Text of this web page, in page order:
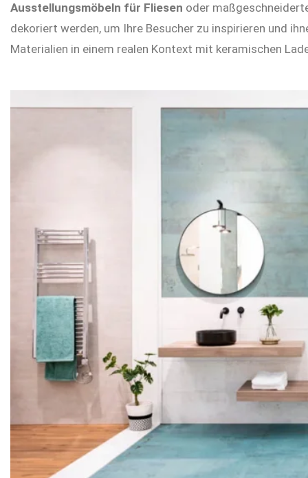
Ausstellungsmöbeln für Fliesen oder
dekoriert werden, um Ihre Besucher zu inspirieren und
Materialien in einem realen Kontext mit keramischen